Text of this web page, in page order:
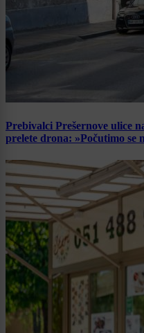
Prebivalci Prešernove ulice
prelete drona: »Počutimo se